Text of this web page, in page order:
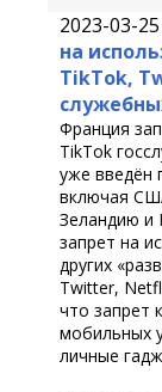
2023-03-25
на
TikTok,
Франция
TikTok
уже введён
включая
Зеландию и
запрет на
других
Twitter,
что запрет
мобильных
личные